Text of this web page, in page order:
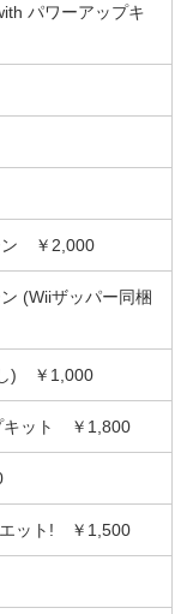
パワーアップキ
ン ￥2,000
(Wiiザッパー同梱
) ￥1,000
キット ￥1,800
エット! ￥1,500